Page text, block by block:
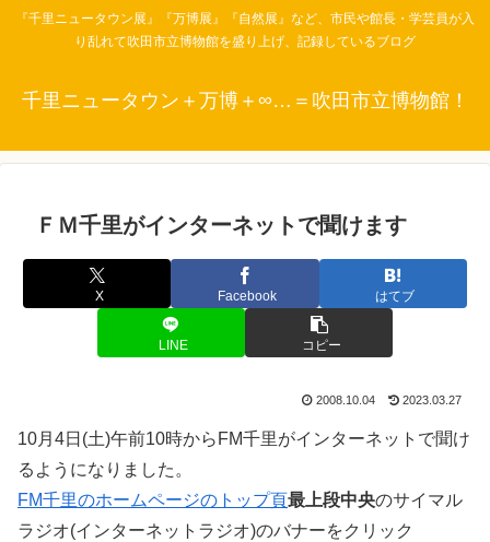
『千里ニュータウン展』『万博展』『自然展』など、市民や館長・学芸員が入
り乱れて吹田市立博物館を盛り上げ、記録しているブログ
千里ニュータウン＋万博＋∞…＝吹田市立博物館！
ＦＭ千里がインターネットで聞けます
X Facebook はてブ
LINE コピー
2008.10.04 2023.03.27
10月4日(土)午前10時からFM千里がインターネットで聞け
るようになりました。
FM千里のホームページのトップ頁最上段中央のサイマル
ラジオ(インターネットラジオ)のバナーをクリック